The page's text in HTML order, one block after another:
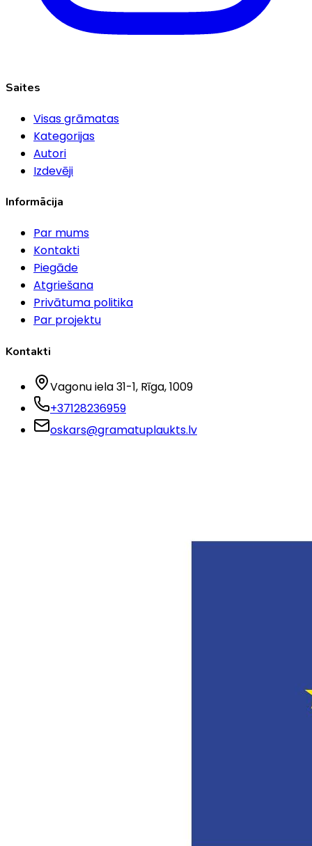
Saites
Visas grāmatas
Kategorijas
Autori
Izdevēji
Informācija
Par mums
Kontakti
Piegāde
Atgriešana
Privātuma politika
Par projektu
Kontakti
Vagonu iela 31-1, Rīga, 1009
+37128236959
oskars@gramatuplaukts.lv